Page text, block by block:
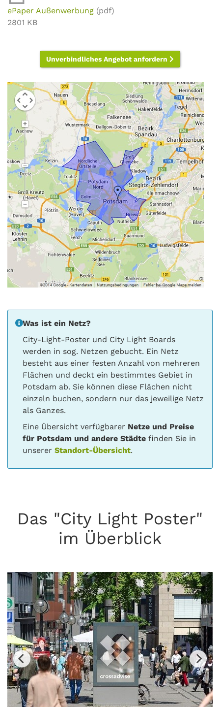
ePaper Außenwerbung (pdf)
2801 KB
Unverbindliches Angebot anfordern
Was ist ein Netz?
City-Light-Poster und City Light Boards
werden in sog. Netzen gebucht. Ein Netz
besteht aus einer festen Anzahl von mehreren
Flächen und deckt ein bestimmtes Gebiet in
Potsdam ab. Sie können diese Flächen nicht
einzeln buchen, sondern nur das jeweilige Netz
als Ganzes.
Eine Übersicht verfügbarer Netze und Preise
für Potsdam und andere Städte finden Sie in
unsererStandort-Übersicht.
Das "City Light Poster"
im Überblick